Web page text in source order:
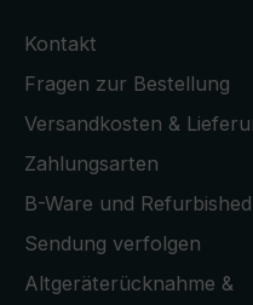
Kontakt
Fragen zur Bestellung
Versandkosten &
Zahlungsarten
B-Ware und
Sendung verfolgen
Altgeräterücknahme &